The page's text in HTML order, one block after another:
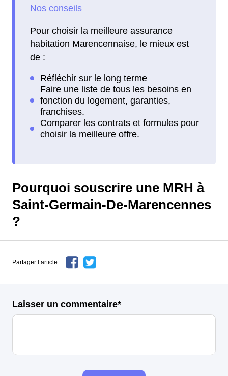
Pour choisir la meilleure assurance
habitation Marencennaise, le mieux est
de :
Pourquoi souscrire une MRH à
Saint-Germain-De-Marencennes
?
Partager l’article :
Laisser un commentaire*